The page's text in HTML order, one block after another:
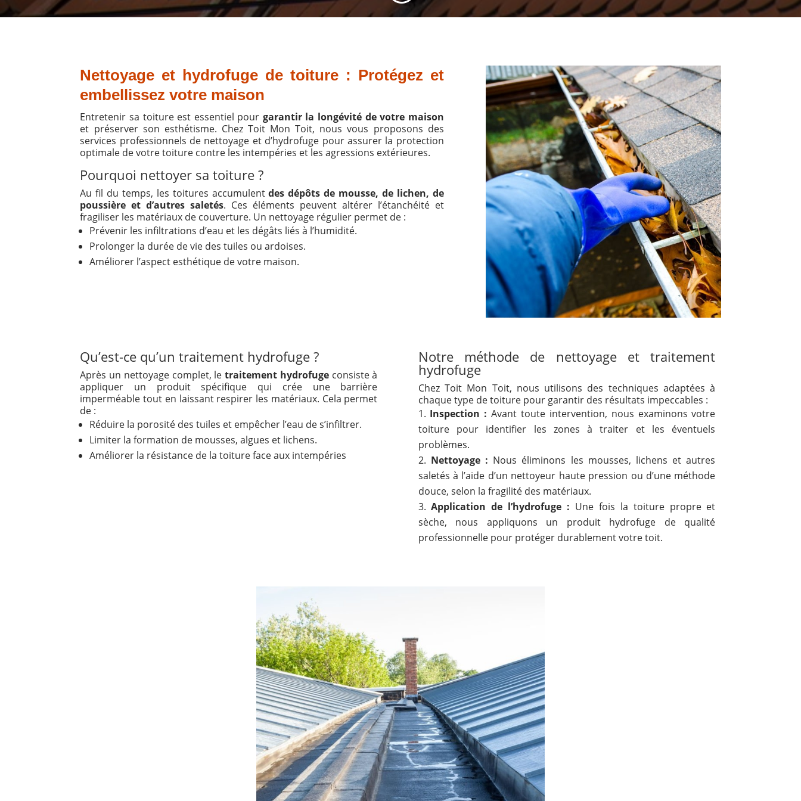
Nettoyage et hydrofuge de toiture : Protégez et
embellissez votre maison
Entretenir sa toiture est essentiel pour garantir la longévité de votre maison
et préserver son esthétisme. Chez Toit Mon Toit, nous vous proposons des
services professionnels de nettoyage et d’hydrofuge pour assurer la protection
optimale de votre toiture contre les intempéries et les agressions extérieures.
Pourquoi nettoyer sa toiture ?
Au fil du temps, les toitures accumulentdes dépôts de mousse, de lichen, de
poussière et d’autres saletés. Ces éléments peuvent altérer l’étanchéité et
fragiliser les matériaux de couverture. Un nettoyage régulier permet de :
Prévenir les infiltrations d’eau et les dégâts liés à l’humidité.
Prolonger la durée de vie des tuiles ou ardoises.
Améliorer l’aspect esthétique de votre maison.
Qu’est-ce qu’un traitement hydrofuge ?
Après un nettoyage complet, letraitement hydrofugeconsiste à
appliquer un produit spécifique qui crée une barrière
imperméable tout en laissant respirer les matériaux. Cela permet
de :
Réduire la porosité des tuiles et empêcher l’eau de s’infiltrer.
Limiter la formation de mousses, algues et lichens.
Améliorer la résistance de la toiture face aux intempéries
Notre méthode de nettoyage et traitement
hydrofuge
Chez Toit Mon Toit, nous utilisons des techniques adaptées à
chaque type de toiture pour garantir des résultats impeccables :
Inspection : Avant toute intervention, nous examinons votre
toiture pour identifier les zones à traiter et les éventuels
problèmes.
Nettoyage : Nous éliminons les mousses, lichens et autres
saletés à l’aide d’un nettoyeur haute pression ou d’une méthode
douce, selon la fragilité des matériaux.
Application de l’hydrofuge : Une fois la toiture propre et
sèche, nous appliquons un produit hydrofuge de qualité
professionnelle pour protéger durablement votre toit.